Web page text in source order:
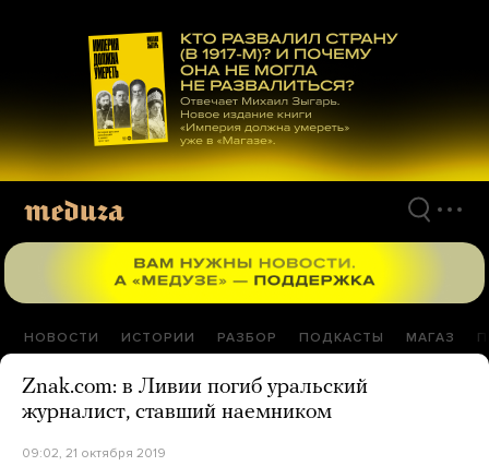
материалам
НОВОСТИ ИСТОРИИ РАЗБОР ПОДКАСТЫ МАГАЗ
Znak.com: в Ливии погиб уральский
журналист, ставший наемником
09:02, 21 октября 2019